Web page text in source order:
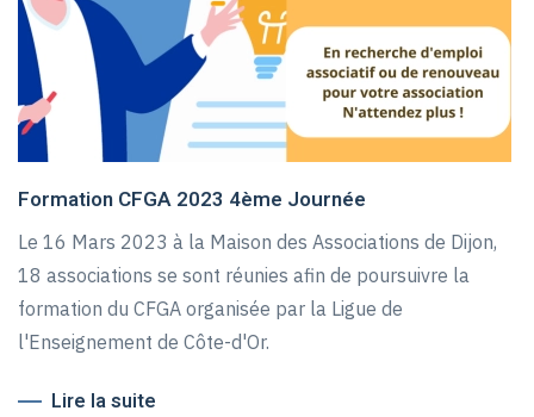
Formation CFGA 2023 4ème Journée
Le 16 Mars 2023 à la Maison des Associations de Dijon,
18 associations se sont réunies afin de poursuivre la
formation du CFGA organisée par la Ligue de
l'Enseignement de Côte-d'Or.
Lire la suite